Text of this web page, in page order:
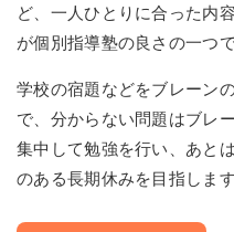
ど、一人ひとりに合った内
が個別指導塾の良さの一つで
学校の宿題などをブレーン
で、分からない問題はブレ
集中して勉強を行い、あと
のある長期休みを目指します